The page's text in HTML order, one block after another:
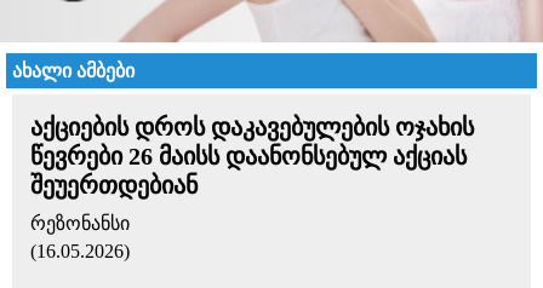
ახალი ამბები
აქციების დროს დაკავებულების ოჯახის
წევრები 26 მაისს დაანონსებულ აქციას
შეუერთდებიან
რეზონანსი
(16.05.2026)